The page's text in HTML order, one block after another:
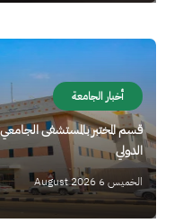
الصورة
أخبار الجامعة
قسم المختبر بالمستشفى الجامعي
الدولي
الخميس 6 August 2026